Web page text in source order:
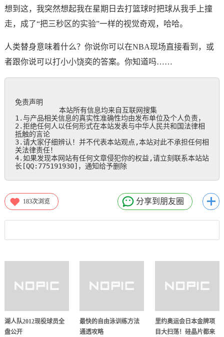
想到这，我突然想起我在星期日去打篮球时把球从我手上撞
走，成了“把三秒区的实验”一样的视觉奇观，哈哈。
人类替身意味着什么？你说你可以在NBA现场直接看到，或
者跟你说可以打小小饶奕的答案。你知道吗……
免责声明
本站所有信息均来自互联网搜集
1.与产品相关信息的真实性准确性均由发布单位及个人负责，
2.拒绝任何人以任何形式在本站发表与中华人民共和国法律相
抵触的言论
3.请大家仔细辨认！并不代表本站观点,本站对此不承担任何相
关法律责任！
4.如果发现本网站有任何文章侵犯你的权益,请立刻联系本站站
长[QQ:775191930]，通知给予删除
183次浏览 分享到朋友圈
湖人队2012现役球员全
盘公开
最快的自由泳训练方法
通透攻略
里约奥运会日本金牌项
目大扫荡！硅晶片都来